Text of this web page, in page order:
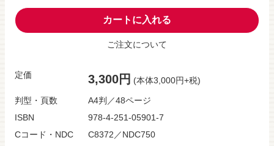
カートに入れる
ご注文について
定価 3,300円 (本体3,000円+税)
判型・頁数
A4判／48ページ
ISBN
978-4-251-05901-7
Cコード・NDC
C8372／NDC750